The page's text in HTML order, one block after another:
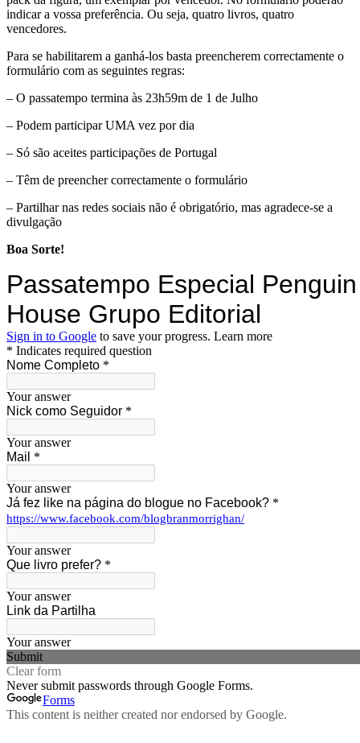
indicar a vossa preferência. Ou seja, quatro livros, quatro
vencedores.
Para se habilitarem a ganhá-los basta preencherem correctamente o
formulário com as seguintes regras:
– O passatempo termina às 23h59m de 1 de Julho
– Podem participar UMA vez por dia
– Só são aceites participações de Portugal
– Têm de preencher correctamente o formulário
– Partilhar nas redes sociais não é obrigatório, mas agradece-se a
divulgação
Boa Sorte!